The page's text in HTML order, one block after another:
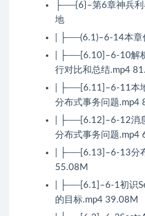
├──{6}–第6章神兵
地
| ├──(6.1)–6-14本
| ├──[6.10]–6-10解
行对比和总结.mp4
| ├──[6.11]–6-11本
分布式事务问题.mp4
| ├──[6.12]–6-12消
分布式事务问题.mp4
| ├──[6.13]–6-13分
55.08M
| ├──[6.1]–6-1初识
的目标.mp4 39.08M